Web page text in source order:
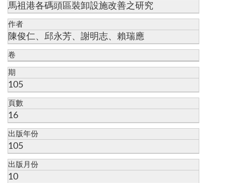
馬祖港各碼頭區裝卸設施改善之研究
作者
陳俊仁、邱永芳、謝明志、賴瑞應
卷
期
105
頁數
16
出版年份
105
出版月份
10